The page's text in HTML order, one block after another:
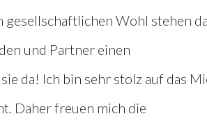
Wohl stehen
und Partner einen
da! Ich bin sehr stolz auf das
Daher freuen mich die